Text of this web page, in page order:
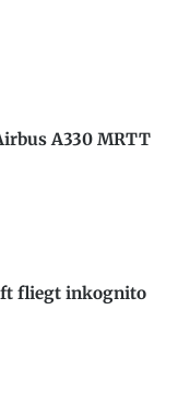
A330 MRTT
fliegt inkognito